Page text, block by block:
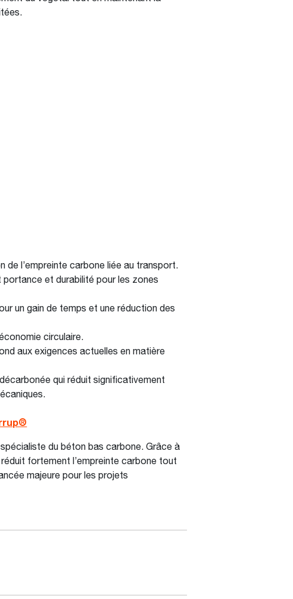
de l’empreinte carbone liée au transport.
portance et durabilité pour les zones
un gain de temps et une réduction des
circulaire.
aux exigences actuelles en matière
qui réduit significativement
du béton bas carbone. Grâce à
fortement l’empreinte carbone tout
majeure pour les projets